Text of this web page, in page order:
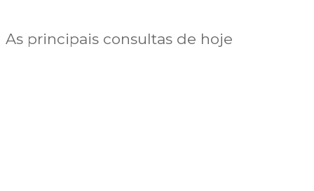
As principais consultas de hoje